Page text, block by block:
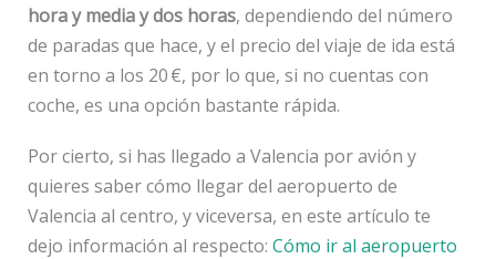
hora y media y dos horas, dependiendo del número
de paradas que hace, y el precio del viaje de ida está
en torno a los 20 €, por lo que, si no cuentas con
coche, es una opción bastante rápida.
Por cierto, si has llegado a Valencia por avión y
quieres saber cómo llegar del aeropuerto de
Valencia al centro, y viceversa, en este artículo te
dejo información al respecto: Cómo ir al aeropuerto